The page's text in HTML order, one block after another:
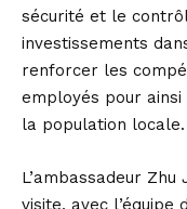
sécurité et le
investissements
renforcer les
employés pour
la population locale.
L’ambassadeur
visite, avec